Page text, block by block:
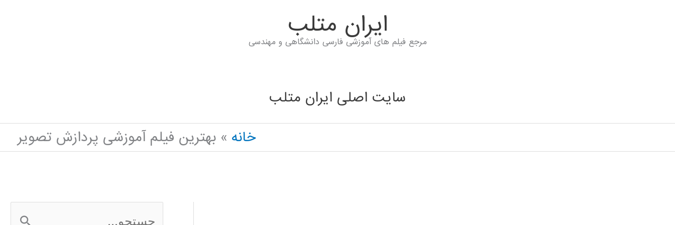
ايران متلب
مرجع فیلم های آموزشی فارسی دانشگاهی و مهندسی
سایت اصلی ایران متلب
خانه
بهترین فیلم آموزشی پردازش تصویر